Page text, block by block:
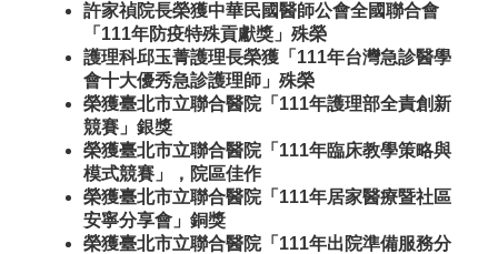
許家禎院長榮獲中華民國醫師公會全國聯合會
「111年防疫特殊貢獻獎」殊榮
護理科邱玉菁護理長榮獲「111年台灣急診醫學
會十大優秀急診護理師」殊榮
榮獲臺北市立聯合醫院「111年護理部全責創新
競賽」銀獎
榮獲臺北市立聯合醫院「111年臨床教學策略與
模式競賽」，院區佳作
榮獲臺北市立聯合醫院「111年居家醫療暨社區
安寧分享會」銅獎
榮獲臺北市立聯合醫院「111年出院準備服務分